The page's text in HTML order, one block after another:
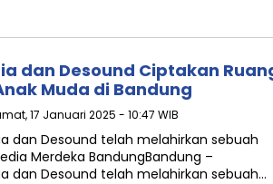
dan Desound Ciptakan
Muda di Bandung
17 Januari 2025 - 10:47 WIB
dan Desound telah melahirkan sebuah
Merdeka BandungBandung –
dan Desound telah melahirkan sebuah…